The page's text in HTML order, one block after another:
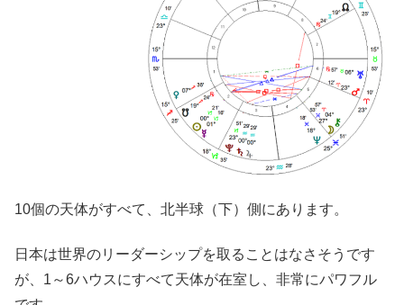
10個の天体がすべて、北半球（下）側にあります。
日本は世界のリーダーシップを取ることはなさそうです
が、1～6ハウスにすべて天体が在室し、非常にパワフル